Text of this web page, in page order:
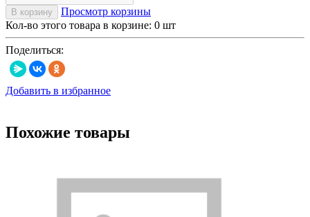
В корзину
Просмотр корзины
Кол-во этого товара в корзине: 0 шт
Поделиться:
Добавить в избранное
Похожие товары